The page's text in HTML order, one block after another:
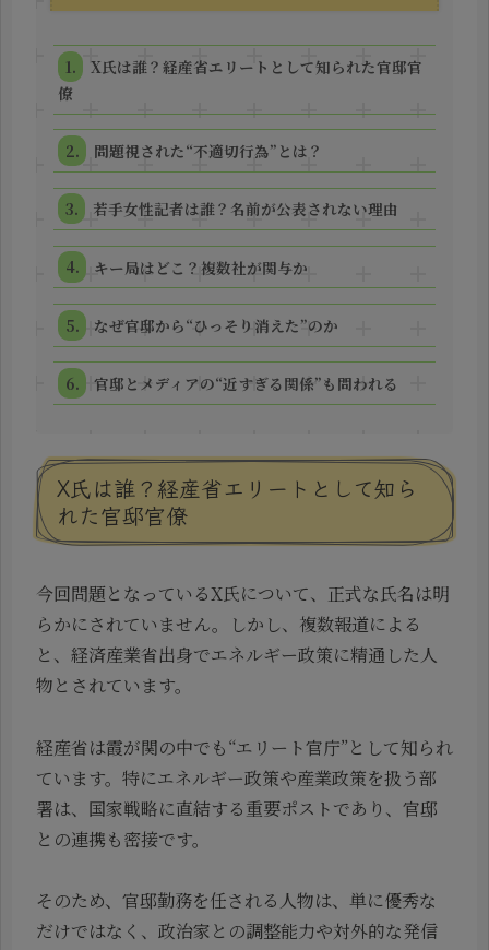
X氏は誰？経産省エリートとして知られた官邸官
僚
問題視された“不適切行為”とは？
若手女性記者は誰？名前が公表されない理由
キー局はどこ？複数社が関与か
なぜ官邸から“ひっそり消えた”のか
官邸とメディアの“近すぎる関係”も問われる
X氏は誰？経産省エリートとして知ら
れた官邸官僚
今回問題となっているX氏について、正式な氏名は明
らかにされていません。しかし、複数報道による
と、経済産業省出身でエネルギー政策に精通した人
物とされています。
経産省は霞が関の中でも“エリート官庁”として知られ
ています。特にエネルギー政策や産業政策を扱う部
署は、国家戦略に直結する重要ポストであり、官邸
との連携も密接です。
そのため、官邸勤務を任される人物は、単に優秀な
だけではなく、政治家との調整能力や対外的な発信